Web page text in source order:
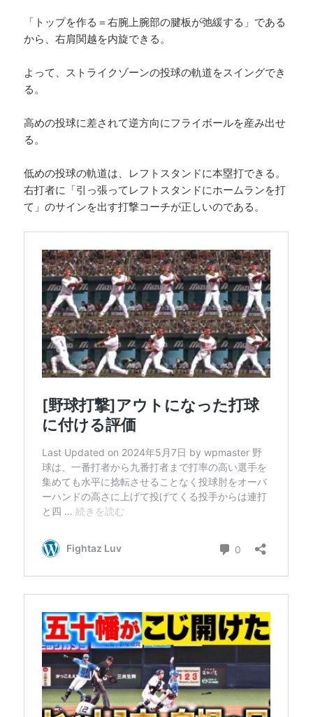
「トップを作る＝右腕上腕部の腱板が弛緩する」である
から、右肩関越を内旋できる。
よって、ストライクゾーンの投球の軌道をスイングでき
る。
高めの投球に差されて逆方向にフライボールを産み出せ
る。
低めの投球の軌道は、レフトスタンドに本塁打できる。
右打者に「引っ張ってレフトスタンドにホームランを打
て」のサインを出す打撃コーチが正しいのである。